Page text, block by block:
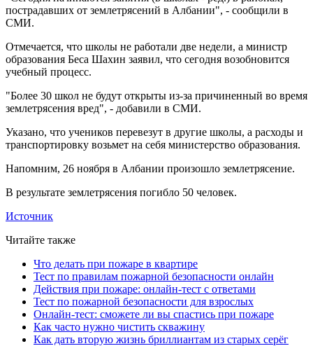
пострадавших от землетрясений в Албании", - сообщили в
СМИ.
Отмечается, что школы не работали две недели, а министр
образования Беса Шахин заявил, что сегодня возобновится
учебный процесс.
"Более 30 школ не будут открыты из-за причиненный во время
землетрясения вред", - добавили в СМИ.
Указано, что учеников перевезут в другие школы, а расходы и
транспортировку возьмет на себя министерство образования.
Напомним, 26 ноября в Албании произошло землетрясение.
В результате землетрясения погибло 50 человек.
Источник
Читайте также
Что делать при пожаре в квартире
Тест по правилам пожарной безопасности онлайн
Действия при пожаре: онлайн-тест с ответами
Тест по пожарной безопасности для взрослых
Онлайн-тест: сможете ли вы спастись при пожаре
Как часто нужно чистить скважину
Как дать вторую жизнь бриллиантам из старых серёг